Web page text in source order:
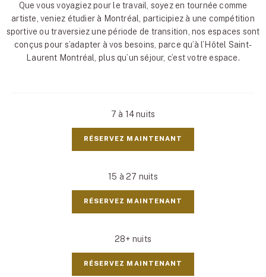
Que vous voyagiez pour le travail, soyez en tournée comme
artiste, veniez étudier à Montréal, participiez à une compétition
sportive ou traversiez une période de transition, nos espaces sont
conçus pour s’adapter à vos besoins, parce qu’à l’Hôtel Saint-
Laurent Montréal, plus qu’un séjour, c’est votre espace.
7 à 14 nuits
RÉSERVEZ MAINTENANT
15 à 27 nuits
RÉSERVEZ MAINTENANT
28+ nuits
RÉSERVEZ MAINTENANT